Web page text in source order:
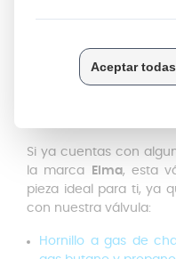
Esta válvula
hornillos estándar
Si ya cuentas con
la marca
Elma, esta
pieza ideal para ti, ya
con nuestra válvula:
Hornillo a gas de